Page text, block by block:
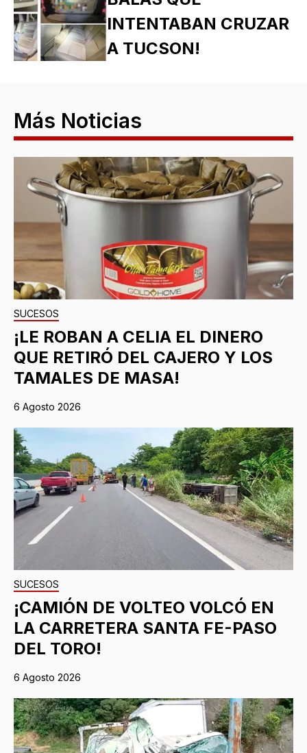
INTENTABAN CRUZAR
A TUCSON!
Más Noticias
SUCESOS
¡LE ROBAN A CELIA EL DINERO
QUE RETIRÓ DEL CAJERO Y LOS
TAMALES DE MASA!
6 Agosto 2026
SUCESOS
¡CAMIÓN DE VOLTEO VOLCÓ EN
LA CARRETERA SANTA FE-PASO
DEL TORO!
6 Agosto 2026